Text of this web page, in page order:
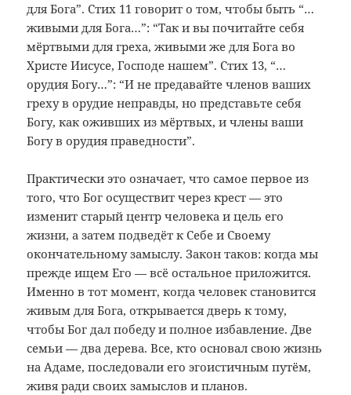
для Бога”. Стих 11 говорит о том, чтобы быть “…
живыми для Бога…”: “Так и вы почитайте себя
мёртвыми для греха, живыми же для Бога во
Христе Иисусе, Господе нашем”. Стих 13, “…
орудия Богу…”: “И не предавайте членов ваших
греху в орудие неправды, но представьте себя
Богу, как оживших из мёртвых, и члены ваши
Богу в орудия праведности”.
Практически это означает, что самое первое из
того, что Бог осуществит через крест — это
изменит старый центр человека и цель его
жизни, а затем подведёт к Себе и Своему
окончательному замыслу. Закон таков: когда мы
прежде ищем Его — всё остальное приложится.
Именно в тот момент, когда человек становится
живым для Бога, открывается дверь к тому,
чтобы Бог дал победу и полное избавление. Две
семьи — два дерева. Все, кто основал свою жизнь
на Адаме, последовали его эгоистичным путём,
живя ради своих замыслов и планов.